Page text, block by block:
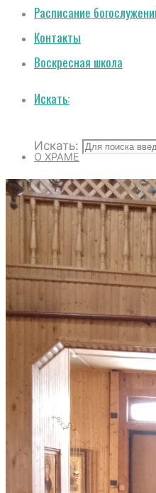
Расписание
Контакты
Воскресная школа
Искать:
Искать:
О ХРАМЕ
РАСПИСАНИЕ
КОНТАКТЫ
ВОСКРЕСНАЯ ШКОЛА
ИСКАТЬ:
Искать: